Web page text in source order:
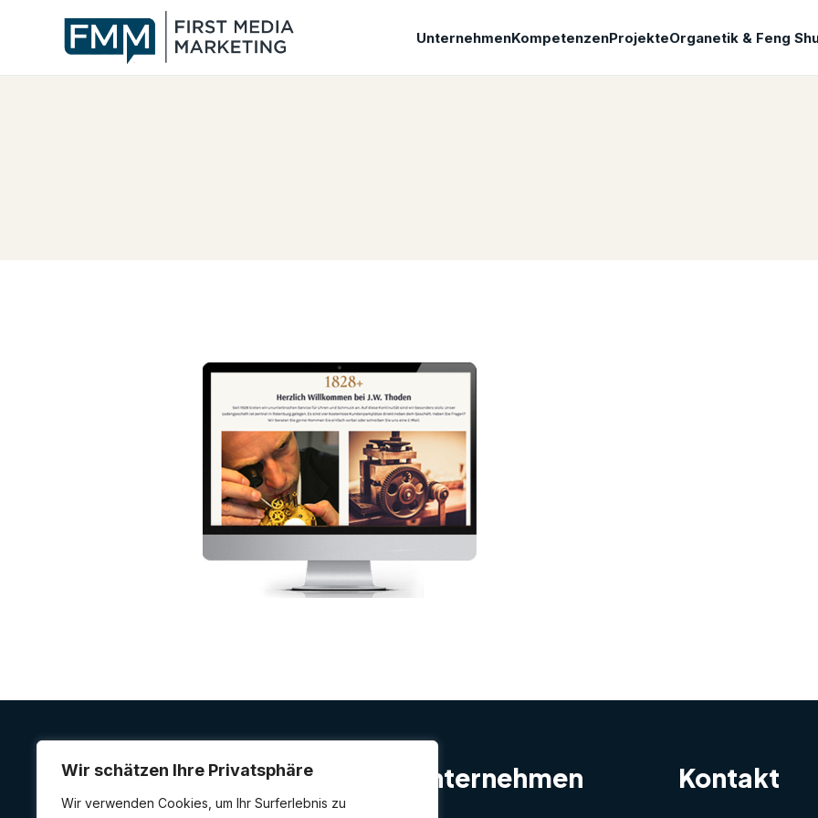
Wir schätzen Ihre Privatsphäre
Wir verwenden Cookies, um Ihr Surferlebnis zu
UnternehmenKompetenzenProjekteOrganetik & Feng
FIRST MEDIAMarketing GmbH
Wir entwickeln Unternehmen – mit Strategie,
Unternehmen Kontakt